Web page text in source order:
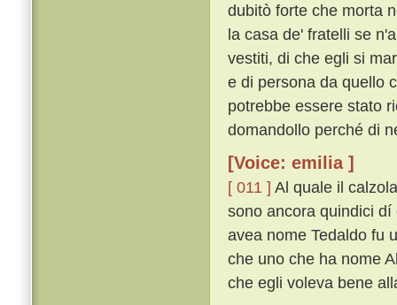
dubitò forte che morta
la casa de' fratelli se
vestiti, di che egli si
e di persona da quello
potrebbe essere stato
domandollo perché di
[Voice: emilia ]
[ 011 ] Al quale il
sono ancora quindici
avea nome Tedaldo fu
che uno che ha nome
che egli voleva bene